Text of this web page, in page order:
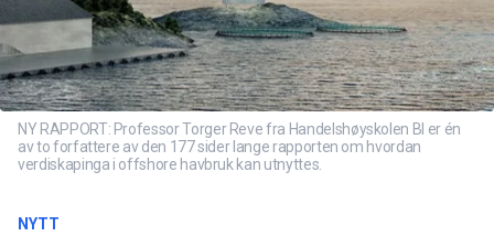
NY RAPPORT: Professor Torger Reve fra Handelshøyskolen BI er én
av to forfattere av den 177 sider lange rapporten om hvordan
verdiskapinga i offshore havbruk kan utnyttes.
NYTT